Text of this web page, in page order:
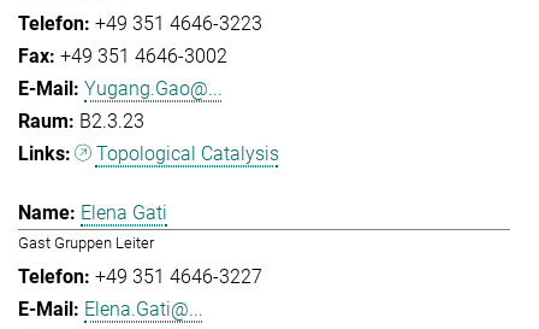
+49 351 4646-3223
+49 351 4646-3002
Yugang.Gao@...
B2.3.23
Topological Catalysis
Elena Gati
Gast Gruppen Leiter
+49 351 4646-3227
Elena.Gati@...